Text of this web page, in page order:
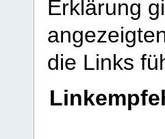
Erklärung
die Links